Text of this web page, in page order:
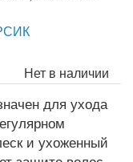
Нет в наличии